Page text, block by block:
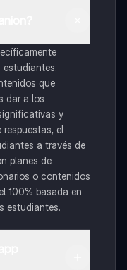
estudiantes.
que
dar a los
y
el
a través de
planes de
o contenidos
100% basada en
estudiantes.